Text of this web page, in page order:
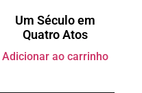
Um Século em
Quatro Atos
Adicionar ao carrinho